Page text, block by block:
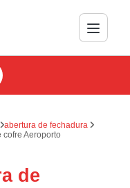
abertura de fechadura
Aeroporto
de